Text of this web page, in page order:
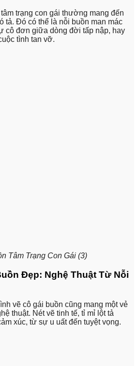
trạng con gái thường mang đến
tả. Đó có thể là nỗi buồn man mác
cô đơn giữa dòng đời tấp nập, hay
tình tan vỡ.
Tâm Trạng Con Gái (3)
Đẹp: Nghệ Thuật Từ Nỗi
vẽ cô gái buồn cũng mang một vẻ
thuật. Nét vẽ tinh tế, tỉ mỉ lột tả
xúc, từ sự u uất đến tuyệt vọng.